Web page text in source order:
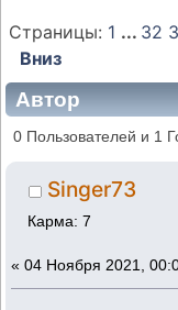
Страницы: 1 ... 32
Вниз
Автор
На прокачке...
0 Пользователей и 1
Singer73
Карма: 7
« 04 Ноября 2021,